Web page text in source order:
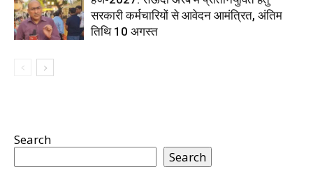
सरकारी कर्मचारियों से आवेदन आमंत्रित, अंतिम
तिथि 10 अगस्त
Search
Search